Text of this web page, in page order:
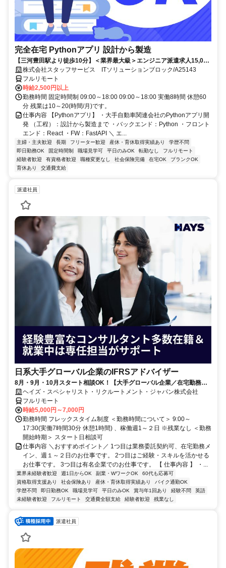
完全在宅 Pythonアプリ 設計から製造
【三河豊田駅より徒歩10分】＜業界最大級＞エンジニア派遣求人15,000
件以上◎ 来社不要のカンタン登録→最短2日で就業可能！！
株式会社スタッフサービス ITソリューションブロック/A25143
フルリモート
時給2,500円以上
勤務時間 固定時間制 09:00～18:00 09:00～18:00 実働8時間 休憩60
分 残業は10～20(時間/月)です。
仕事内容 【Pythonアプリ】 ・大手自動車関連会社のPythonアプリ開
発 （工程）：設計から製造まで ・バックエンド：Python ・フロント
エンド：React ・FW：FastAPI ＼ エ...
主婦・主夫歓迎 長期 フリーター歓迎 産休・育休取得実績あり
学歴不問
即日勤務OK
固定時間制 職場見学可 平日のみOK 転勤なし
フルリモート
経験者歓迎
有資格者歓迎 職種変更なし 社会保険完備 在宅OK
ブランクOK
育休あり
交通費支給
派遣社員
日系大手グローバル企業のIFRSアドバイザー
8月・9月・10月スタート相談OK！【大手グローバル企業／在宅勤務メ
イン／週1～2日勤務】IFRSアドバイザー
ヘイズ・スペシャリスト・リクルートメント・ジャパン株式会社
フルリモート
時給5,000円～7,000円
勤務時間 フレックスタイム制度 ＜勤務時間について＞ 9:00～
17:30(実働7時間30分 休憩1時間) 、稼働週1～２日 ※残業なし ＜勤務
開始時期＞ スタート日相談可
仕事内容 ＼おすすめポイント／ 1つ目は業務委託契約可、在宅勤務メ
イン、週１～２日のお仕事です。 2つ目はご経験・スキルを活かせる
お仕事です。 3つ目は有名企業でのお仕事です。 【 仕事内容 】 ・...
業界未経験者歓迎 週1日からOK 副業・WワークOK
60代も応募可
資格取得支援あり
社会保険あり 産休・育休取得実績あり
バイク通勤OK
学歴不問
即日勤務OK 職場見学可 平日のみOK 賞与年1回あり 経験不問
英語
未経験者歓迎
フルリモート 交通費全額支給 経験者歓迎 残業なし
派遣社員